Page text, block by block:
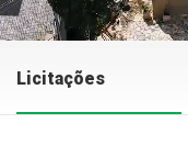
Licitações